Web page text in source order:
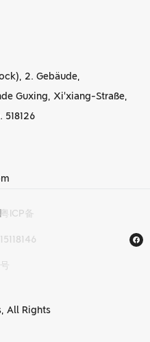
2. Gebäude,
Guxing, Xi'xiang-Straße,
518126
粤ICP备
15118146
号
All Rights